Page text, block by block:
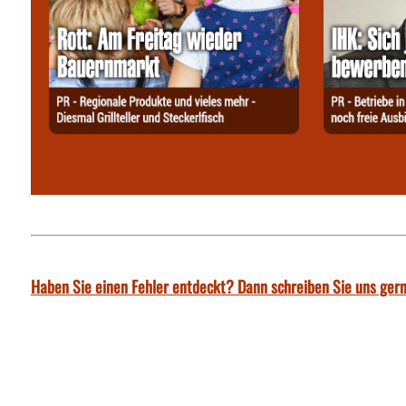
Haben Sie einen Fehler entdeckt? Dann schreiben Sie uns